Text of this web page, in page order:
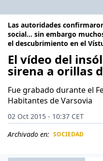
Las autoridades
social... sin embargo
el descubrimiento en el
El vídeo del
sirena a orillas
Fue grabado durante el
Habitantes de Varsovia
02 Oct 2015 - 10:37 CET
Archivado en: SOCIEDAD